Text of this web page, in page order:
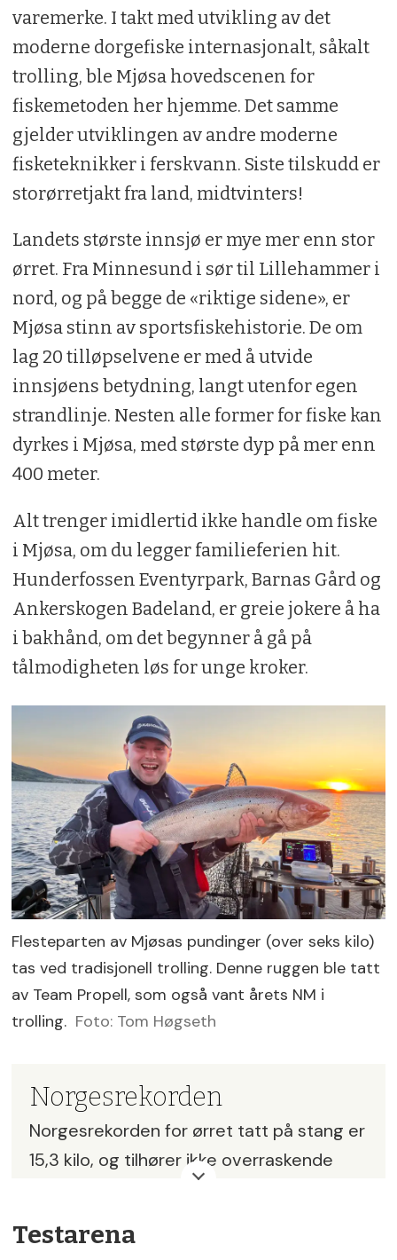
varemerke. I takt med utvikling av det
moderne dorgefiske internasjonalt, såkalt
trolling, ble Mjøsa hovedscenen for
fiskemetoden her hjemme. Det samme
gjelder utviklingen av andre moderne
fisketeknikker i ferskvann. Siste tilskudd er
storørretjakt fra land, midtvinters!
Landets største innsjø er mye mer enn stor
ørret. Fra Minnesund i sør til Lillehammer i
nord, og på begge de «riktige sidene», er
Mjøsa stinn av sportsfiskehistorie. De om
lag 20 tilløpselvene er med å utvide
innsjøens betydning, langt utenfor egen
strandlinje. Nesten alle former for fiske kan
dyrkes i Mjøsa, med største dyp på mer enn
400 meter.
Alt trenger imidlertid ikke handle om fiske
i Mjøsa, om du legger familieferien hit.
Hunderfossen Eventyrpark, Barnas Gård og
Ankerskogen Badeland, er greie jokere å ha
i bakhånd, om det begynner å gå på
tålmodigheten løs for unge kroker.
Flesteparten av Mjøsas pundinger (over seks kilo)
tas ved tradisjonell trolling. Denne ruggen ble tatt
av Team Propell, som også vant årets NM i
trolling. Foto: Tom Høgseth
Norgesrekorden
Norgesrekorden for ørret tatt på stang er
15,3 kilo, og tilhører ikke overraskende
Nes, 1. november 1981.
Testarena